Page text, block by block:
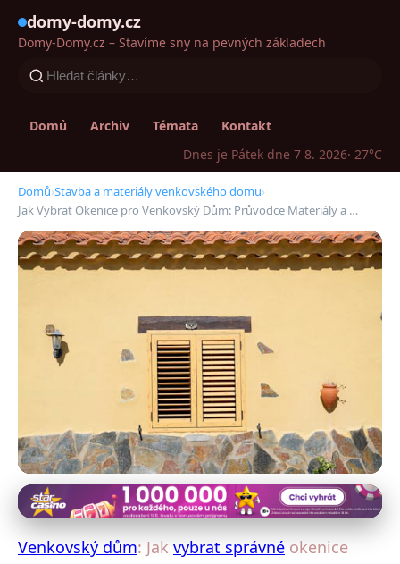
domy-domy.cz
Domy-Domy.cz – Stavíme sny na pevných základech
Domů Archiv Témata
Kontakt
Dnes je Pátek dne 7 8. 2026· 27°C
Domů›Stavba a materiály venkovského domu›
Jak Vybrat Okenice pro Venkovský Dům: Průvodce Materiály a …
Stavba a materiály venkovského domu
Jak Vybrat Okenice pro
Venkovský dům: Jak vybrat správné okenice